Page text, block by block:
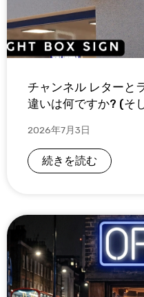
チャンネル レターと
違いは何ですか? (そ
2026年7月3日
続きを読む